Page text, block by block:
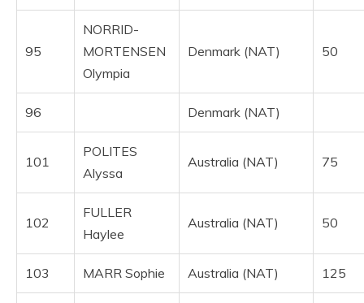
95
NORRID-
MORTENSEN
Olympia
Denmark (NAT) 50
96 Denmark (NAT)
101
POLITES
Alyssa
Australia (NAT) 75
102
FULLER
Haylee
Australia (NAT) 50
103 MARR Sophie Australia (NAT) 125